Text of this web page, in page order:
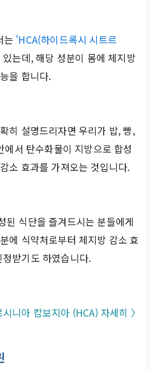
는 'HCA(하이드록시 시트르
는데, 해당 성분이 몸에 체지방
을 합니다.
히 설명드리자면 우리가 밥, 빵,
서 탄수화물이 지방으로 합성
소 효과를 가져오는 것입니다.
된 식단을 즐겨드시는 분들에게
에 식약처로부터 체지방 감소 효
받기도 하였습니다.
시니아 캄보지아 (HCA) 자세히 〉